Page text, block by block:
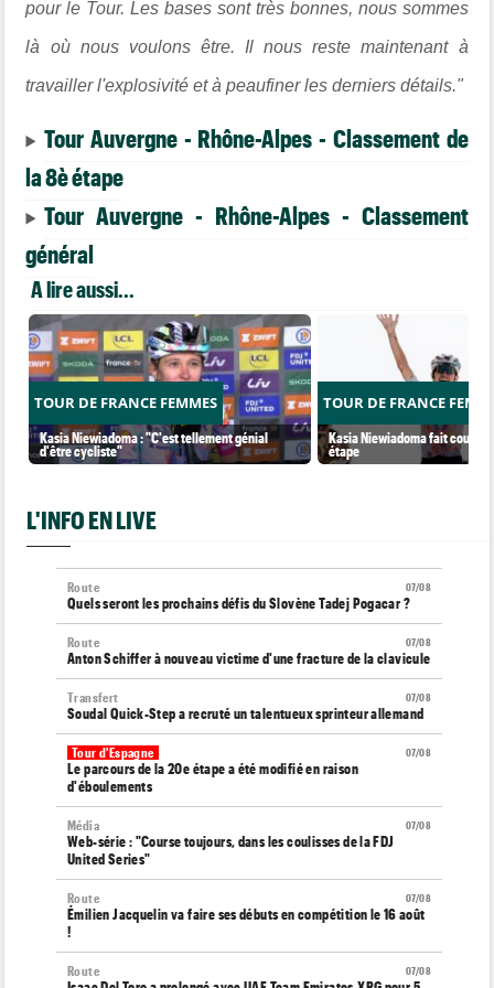
pour le Tour. Les bases sont très bonnes, nous sommes
là où nous voulons être. Il nous reste maintenant à
travailler l'explosivité et à peaufiner les derniers détails."
Tour Auvergne - Rhône-Alpes - Classement de
la 8è étape
Tour Auvergne - Rhône-Alpes - Classement
général
A lire aussi...
TOUR DE FRANCE FEMMES
Kasia Niewiadoma : "C'est tellement génial
d'être cycliste"
TOUR DE FRANCE
Kasia Niewiadoma fait coup
étape
L'INFO EN LIVE
07/08
Route
Quels seront les prochains défis du Slovène Tadej Pogacar ?
07/08
Route
Anton Schiffer à nouveau victime d'une fracture de la clavicule
07/08
Transfert
Soudal Quick-Step a recruté un talentueux sprinteur allemand
07/08
Tour d'Espagne
Le parcours de la 20e étape a été modifié en raison
d'éboulements
07/08
Média
Web-série : "Course toujours, dans les coulisses de la FDJ
United Series"
07/08
Route
Émilien Jacquelin va faire ses débuts en compétition le 16 août
!
07/08
Route